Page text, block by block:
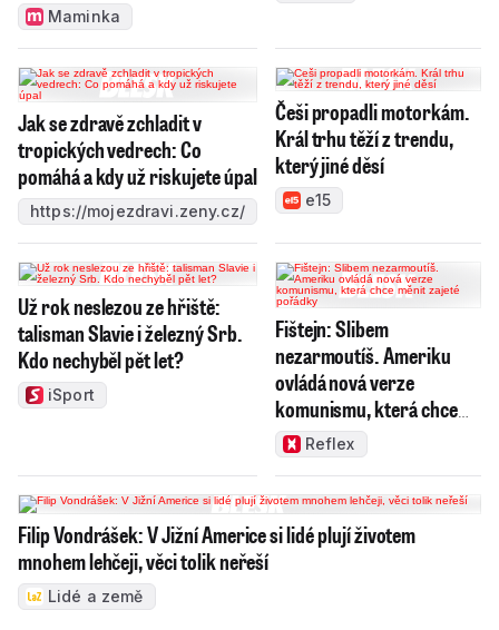
Maminka
Jak se zdravě zchladit v
tropických vedrech: Co
pomáhá a kdy už riskujete úpal
https://mojezdravi.zeny.cz/
Češi propadli motorkám.
Král trhu těží z trendu,
který jiné děsí
e15
Už rok neslezou ze hřiště:
talisman Slavie i železný Srb.
Kdo nechyběl pět let?
iSport
Fištejn: Slibem
nezarmoutíš. Ameriku
ovládá nová verze
komunismu, která chce
měnit zajeté pořádky
Reflex
Filip Vondrášek: V Jižní Americe si lidé plují životem
mnohem lehčeji, věci tolik neřeší
Lidé a země